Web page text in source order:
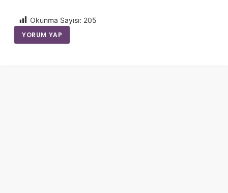
Okunma Sayısı: 205
YORUM YAP